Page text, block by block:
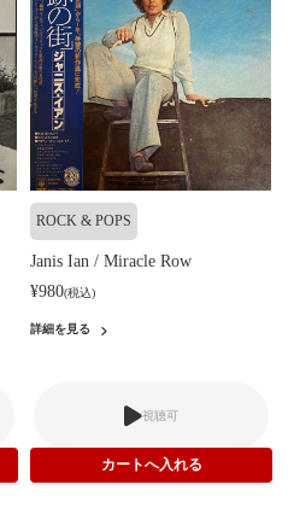
ROCK & POPS
Janis Ian / Miracle Row
¥980(税込)
詳細を見る
視聴可